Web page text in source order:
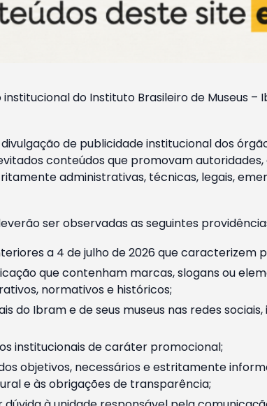
do Instituto Brasileiro de Museus
de publicidade institucional dos
conteúdos que promovam
administrativas, técnicas, legais,
ser observadas as seguintes
a 4 de julho de 2026 que caracterizem
que contenham marcas, slogans ou
normativos e históricos;
do Ibram e de seus museus nas redes
institucionais de caráter promocional;
objetivos, necessários e estritamente
e às obrigações de transparência;